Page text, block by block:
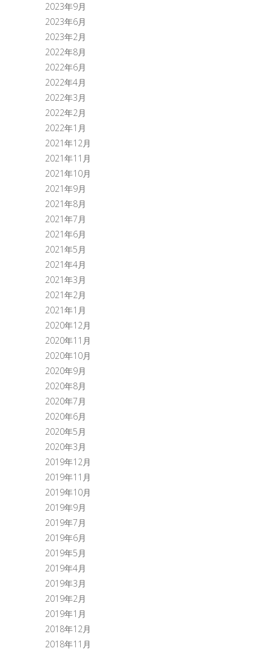
2023年9月
2023年6月
2023年2月
2022年8月
2022年6月
2022年4月
2022年3月
2022年2月
2022年1月
2021年12月
2021年11月
2021年10月
2021年9月
2021年8月
2021年7月
2021年6月
2021年5月
2021年4月
2021年3月
2021年2月
2021年1月
2020年12月
2020年11月
2020年10月
2020年9月
2020年8月
2020年7月
2020年6月
2020年5月
2020年3月
2019年12月
2019年11月
2019年10月
2019年9月
2019年7月
2019年6月
2019年5月
2019年4月
2019年3月
2019年2月
2019年1月
2018年12月
2018年11月